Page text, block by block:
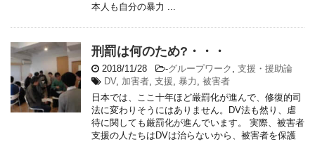
本人も自分の暴力 ...
刑罰は何のため?・・・
2018/11/28 -グループワーク , 支援・援助論
DV, 加害者, 支援, 暴力 , 被害者
日本では、ここ十年ほど厳罰化が進んで、修復的司
法に変わりそうにはありません。DV法も然り、虐
待に関しても厳罰化が進んでいます。 実際、被害者
支援の人たちはDVは治らないから、被害者を保護